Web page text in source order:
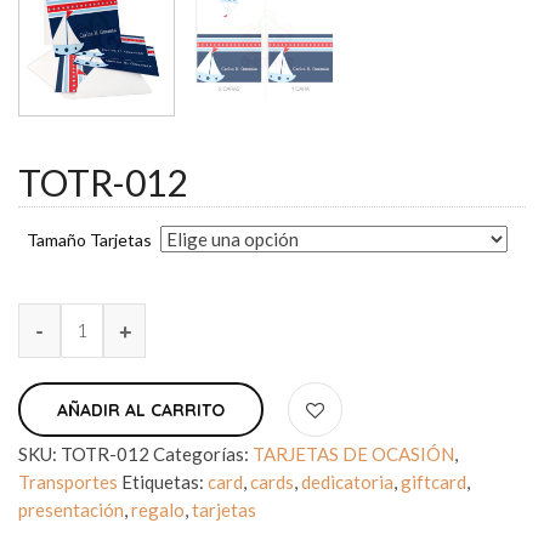
TOTR-012
Tamaño Tarjetas
AÑADIR AL CARRITO
SKU: TOTR-012 Categorías: TARJETAS DE OCASIÓN,
Transportes Etiquetas: card,cards,dedicatoria,giftcard,
presentación,regalo,tarjetas